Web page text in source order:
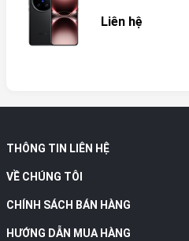
Liên hệ
THÔNG TIN LIÊN HỆ
VỀ CHÚNG TÔI
CHÍNH SÁCH BÁN HÀNG
HƯỚNG DẪN MUA HÀNG